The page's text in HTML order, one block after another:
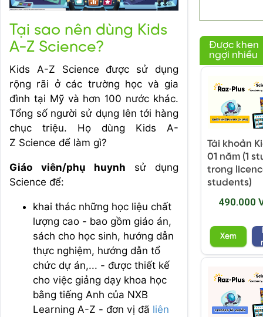
Tại sao nên dùng Kids
A-Z Science?
Kids A-Z Science được sử dụng
rộng rãi ở các trường học và gia
đình tại Mỹ và hơn 100 nước khác.
Tổng số người sử dụng lên tới hàng
chục triệu. Họ dùng Kids A-
Z Science để làm gì?
Giáo viên/phụ huynh sử dụng
Science để:
khai thác những học liệu chất
lượng cao - bao gồm giáo án,
sách cho học sinh, hướng dẫn
thực nghiệm, hướng dẫn tổ
chức dự án,... - được thiết kế
cho việc giảng dạy khoa học
bằng tiếng Anh của NXB
Learning A-Z - đơn vị đã liên
Được khen
ngợi nhiều
Tài khoản
01 năm (1
trong
students)
490.000
Xem